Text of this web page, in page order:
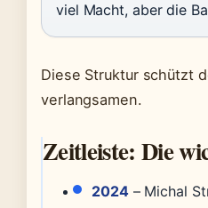
viel Macht, aber die
Diese Struktur schützt
verlangsamen.
Zeitleiste: Die
2024– Michal